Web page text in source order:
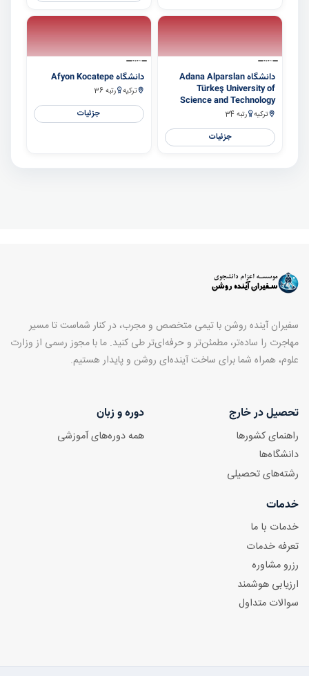
سایر
دانشگاه Adana Alparslan
Türkeş University of
Science and Technology
ترکیه رتبه 34
جزئیات
سایر
دانشگاه Afyon Kocatepe
ترکیه رتبه 36
جزئیات
سفیران آینده روشن با تیمی متخصص و مجرب، در کنار شماست تا مسیر
مهاجرت را ساده‌تر، مطمئن‌تر و حرفه‌ای‌تر طی کنید. ما با مجوز رسمی از وزارت
علوم، همراه شما برای ساخت آینده‌ای روشن و پایدار هستیم.
تحصیل در خارج
راهنمای کشورها
دانشگاه‌ها
رشته‌های تحصیلی
دوره و زبان
همه دوره‌های آموزشی
خدمات
خدمات با ما
تعرفه خدمات
رزرو مشاوره
ارزیابی هوشمند
سوالات متداول